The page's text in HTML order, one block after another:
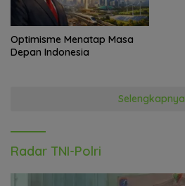
Optimisme Menatap Masa
Depan Indonesia
Selengkapnya
Radar TNI-Polri